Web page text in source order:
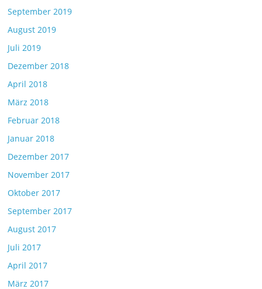
September 2019
August 2019
Juli 2019
Dezember 2018
April 2018
März 2018
Februar 2018
Januar 2018
Dezember 2017
November 2017
Oktober 2017
September 2017
August 2017
Juli 2017
April 2017
März 2017